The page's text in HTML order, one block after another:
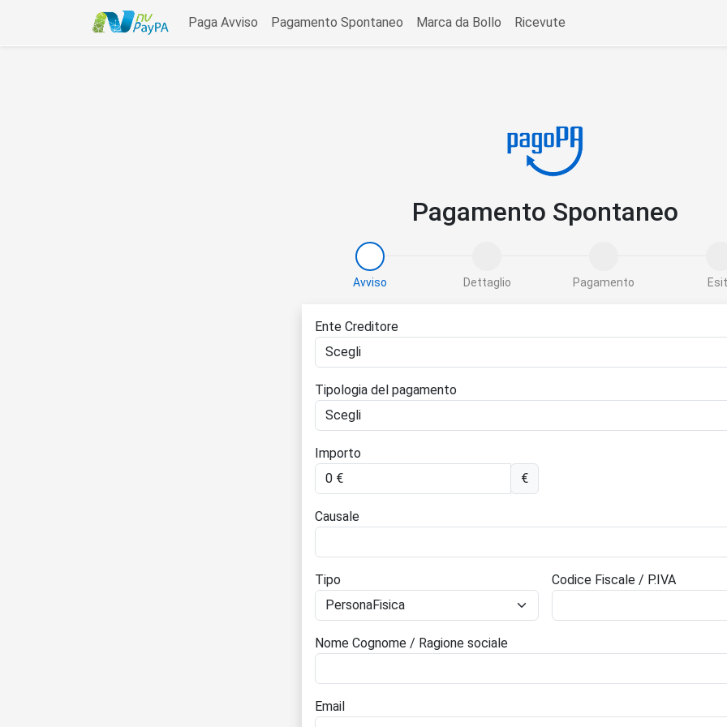
Paga Avviso Pagamento Spontaneo Marca da Bollo Ricevute
Pagamento Spontaneo
Avviso Dettaglio Pagamento
Ente Creditore
Tipologia del pagamento
Importo
€
Causale
Tipo Codice Fiscale / P.IVA
Nome Cognome / Ragione sociale
Email